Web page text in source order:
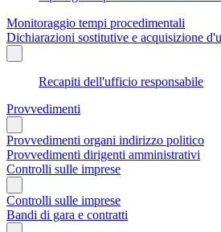
Monitoraggio tempi procedimentali
Dichiarazioni sostitutive e acquisizione
Recapiti dell'ufficio responsabile
Provvedimenti
Provvedimenti organi indirizzo politico
Provvedimenti dirigenti amministrativi
Controlli sulle imprese
Controlli sulle imprese
Bandi di gara e contratti